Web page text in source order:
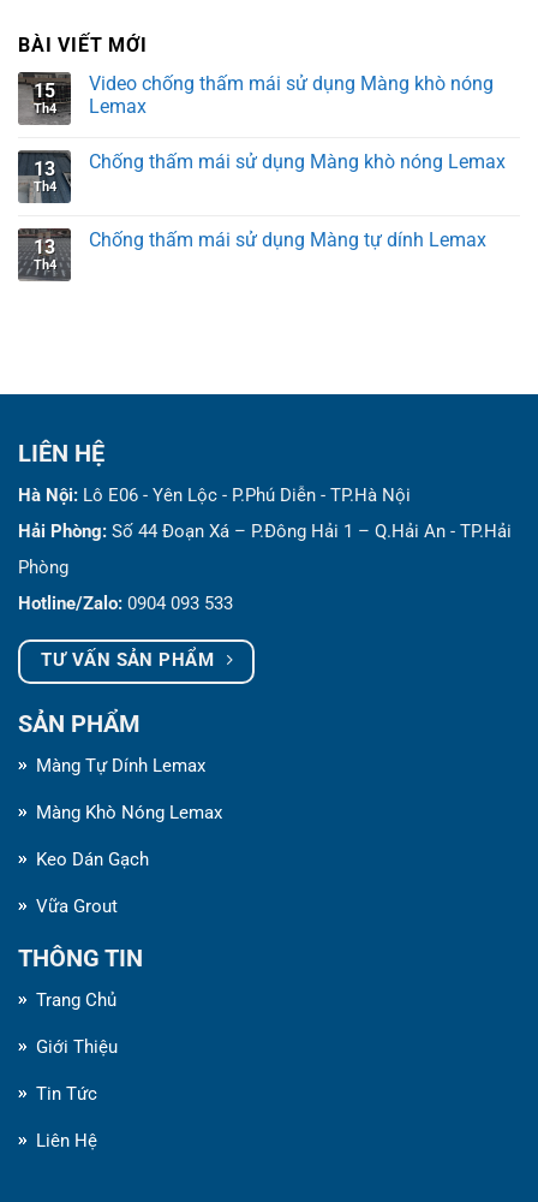
BÀI VIẾT MỚI
15
Th4
Video chống thấm mái sử dụng Màng khò nóng
Lemax
13
Th4
Chống thấm mái sử dụng Màng khò nóng Lemax
13
Th4
Chống thấm mái sử dụng Màng tự dính Lemax
LIÊN HỆ
Hà Nội: Lô E06 - Yên Lộc - P.Phú Diễn - TP.Hà Nội
Hải Phòng: Số 44 Đoạn Xá – P.Đông Hải 1 – Q.Hải An - TP.Hải
Phòng
Hotline/Zalo: 0904 093 533
TƯ VẤN SẢN PHẨM
SẢN PHẨM
Màng Tự Dính Lemax
Màng Khò Nóng Lemax
Keo Dán Gạch
Vữa Grout
THÔNG TIN
Trang Chủ
Giới Thiệu
Tin Tức
Liên Hệ